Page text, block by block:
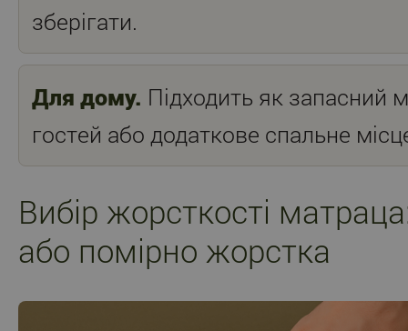
зберігати.
Для дому. Підходить як запасний
гостей або додаткове спальне
Вибір жорсткості
або помірно жорстка